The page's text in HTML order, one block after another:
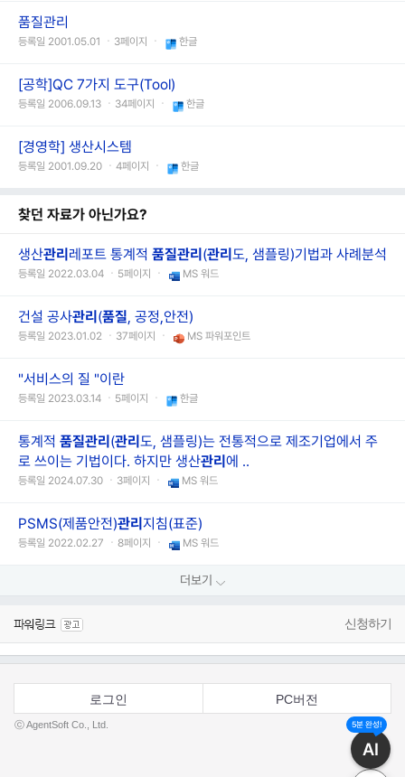
품질관리
등록일 2001.05.01 ㆍ3페이지 ㆍ 한글
[공학]QC 7가지 도구(Tool)
등록일 2006.09.13 ㆍ34페이지 ㆍ 한글
[경영학] 생산시스템
등록일 2001.09.20 ㆍ4페이지 ㆍ 한글
찾던 자료가 아닌가요?
생산관리 레포트 통계적 품질관리 (관리 도, 샘플링)기법과 사례분석
등록일 2022.03.04 ㆍ5페이지 ㆍ MS 워드
건설 공사관리 (품질, 공정,안전)
등록일 2023.01.02 ㆍ37페이지 ㆍ MS 파워포인트
"서비스의 질 "이란
등록일 2023.03.14 ㆍ5페이지 ㆍ 한글
통계적 품질관리 (관리 도, 샘플링)는 전통적으로 제조기업에서 주
로 쓰이는 기법이다. 하지만 생산관리 에 ..
등록일 2024.07.30 ㆍ3페이지 ㆍ MS 워드
PSMS(제품안전)관리 지침(표준)
등록일 2022.02.27 ㆍ8페이지 ㆍ MS 워드
더보기
신청하기
로그인 PC버전
ⓒ AgentSoft Co., Ltd. 5분 완성!
AI